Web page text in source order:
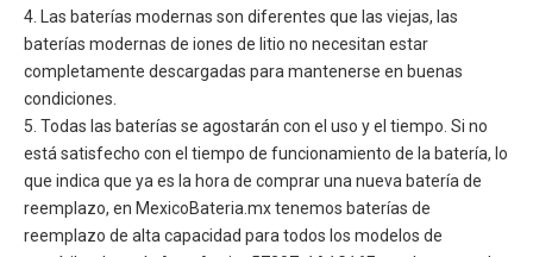
4. Las baterías modernas son diferentes que las viejas, las
baterías modernas de iones de litio no necesitan estar
completamente descargadas para mantenerse en buenas
condiciones.
5. Todas las baterías se agostarán con el uso y el tiempo. Si no
está satisfecho con el tiempo de funcionamiento de la batería, lo
que indica que ya es la hora de comprar una nueva batería de
reemplazo, en MexicoBateria.mx tenemos baterías de
reemplazo de alta capacidad para todos los modelos de